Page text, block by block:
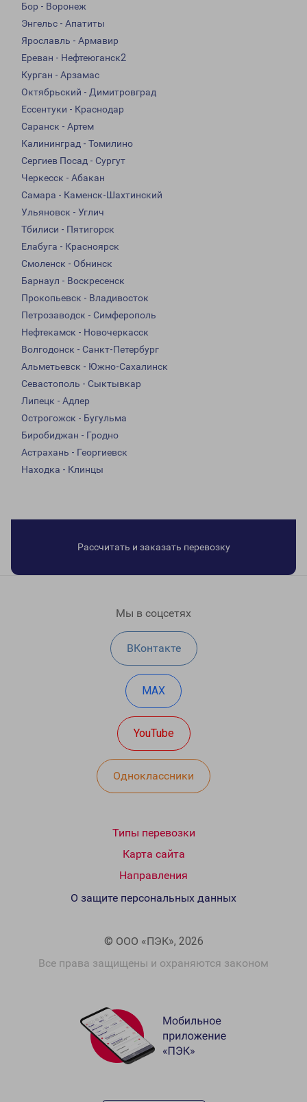
Бор - Воронеж
Энгельс - Апатиты
Ярославль - Армавир
Ереван - Нефтеюганск2
Курган - Арзамас
Октябрьский - Димитровград
Ессентуки - Краснодар
Саранск - Артем
Калининград - Томилино
Сергиев Посад - Сургут
Черкесск - Абакан
Самара - Каменск-Шахтинский
Ульяновск - Углич
Тбилиси - Пятигорск
Елабуга - Красноярск
Смоленск - Обнинск
Барнаул - Воскресенск
Прокопьевск - Владивосток
Петрозаводск - Симферополь
Нефтекамск - Новочеркасск
Волгодонск - Санкт-Петербург
Альметьевск - Южно-Сахалинск
Севастополь - Сыктывкар
Липецк - Адлер
Острогожск - Бугульма
Биробиджан - Гродно
Астрахань - Георгиевск
Находка - Клинцы
Рассчитать и заказать перевозку
Мы в соцсетях
ВКонтакте
MAX
YouTube
Одноклассники
Типы перевозки
Карта сайта
Направления
© ООО «ПЭК», 2026
Все права защищены и охраняются законом
О защите персональных данных